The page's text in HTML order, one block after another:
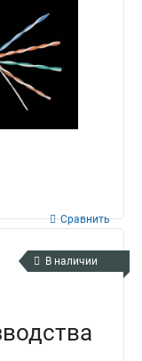
Сравнить
В наличии